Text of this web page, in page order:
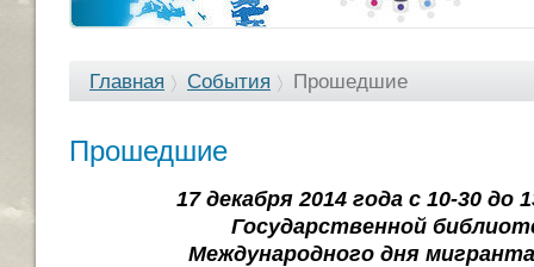
Главная События Прошедшие
Прошедшие
17 декабря 2014 года с 10-30 до
Государственной
Международного дня мигранта